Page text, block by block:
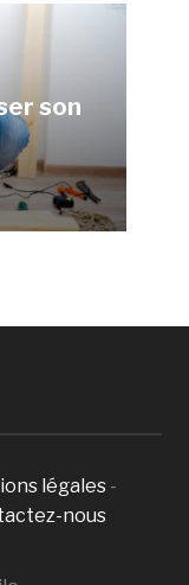
son
légales -
nous